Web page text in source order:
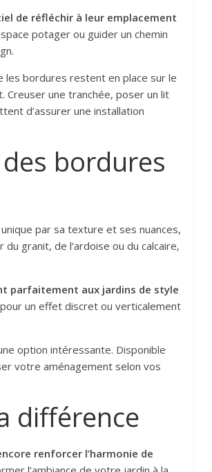
de réfléchir à leur emplacement
potager ou guider un chemin
les bordures restent en place sur le
Creuser une tranchée, poser un lit
d’assurer une installation
bordures
par sa texture et ses nuances,
granit, de l’ardoise ou du calcaire,
parfaitement aux jardins de style
un effet discret ou verticalement
option intéressante. Disponible
votre aménagement selon vos
différence
renforcer l’harmonie de